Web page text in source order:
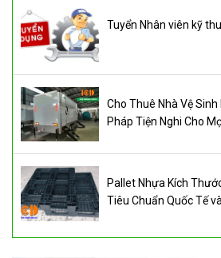
Tuyển Nhân viên kỹ
Cho Thuê Nhà Vệ
Pháp Tiện Nghi Cho
Pallet Nhựa Kích
Tiêu Chuẩn Quốc Tế